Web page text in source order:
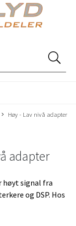
Høy - Lav nivå adapter
adapter
høyt signal fra
og DSP. Hos